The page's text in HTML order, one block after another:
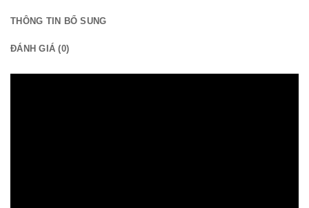
THÔNG TIN BỔ SUNG
ĐÁNH GIÁ (0)